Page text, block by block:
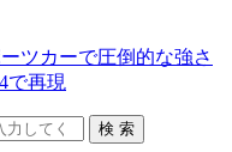
ツカーで圧倒的な強さ
で再現